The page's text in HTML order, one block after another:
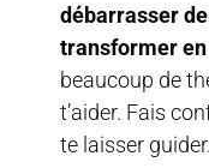
débarrasser
transformer
beaucoup de
t’aider. Fais
te laisser guider.